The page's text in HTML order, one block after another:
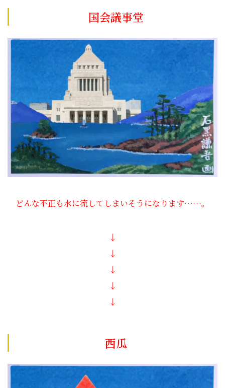
国会議事堂
どんな不正も水に流してしまいそうになります……。
↓
↓
↓
↓
↓
西瓜